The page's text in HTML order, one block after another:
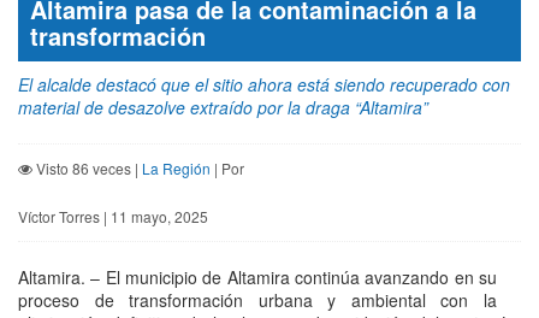
Altamira pasa de la contaminación a la
transformación
El alcalde destacó que el sitio ahora está siendo recuperado con
material de desazolve extraído por la draga “Altamira”
Visto 86 veces | La Región | Por
Víctor Torres | 11 mayo, 2025
Altamira. – El municipio de Altamira continúa avanzando en su
proceso de transformación urbana y ambiental con la